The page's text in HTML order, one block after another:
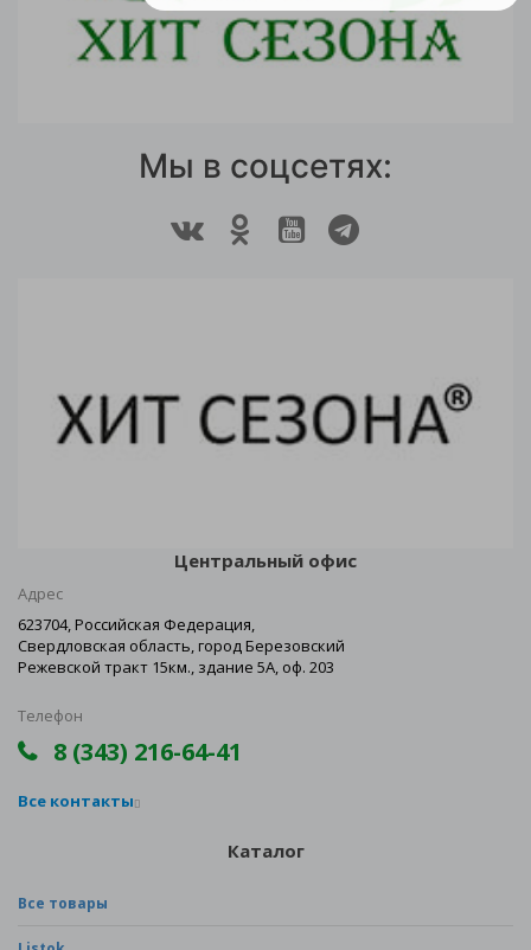
Мы в соцсетях:
Центральный офис
Адрес
623704, Российская Федерация,
Свердловская область, город Березовский
Режевской тракт 15км., здание 5А, оф. 203
Телефон
8 (343) 216-64-41
Все контакты
Каталог
Все товары